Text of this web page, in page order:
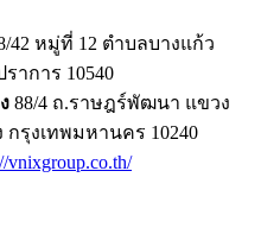
42 หมู่ที่ 12 ตำบลบางแก้ว
าการ 10540
88/4 ถ.ราษฎร์พัฒนา แขวง
รุงเทพมหานคร 10240
vnixgroup.co.th/